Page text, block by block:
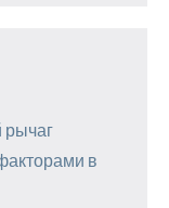
рычаг
в